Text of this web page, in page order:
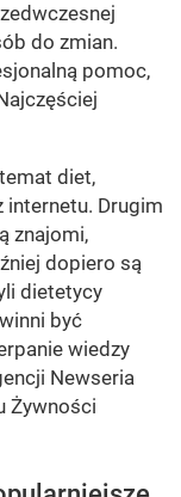
do zmian.
pomoc,
diet,
internetu. Drugim
znajomi,
dopiero są
dietetycy
być
wiedzy
Newseria
Żywności